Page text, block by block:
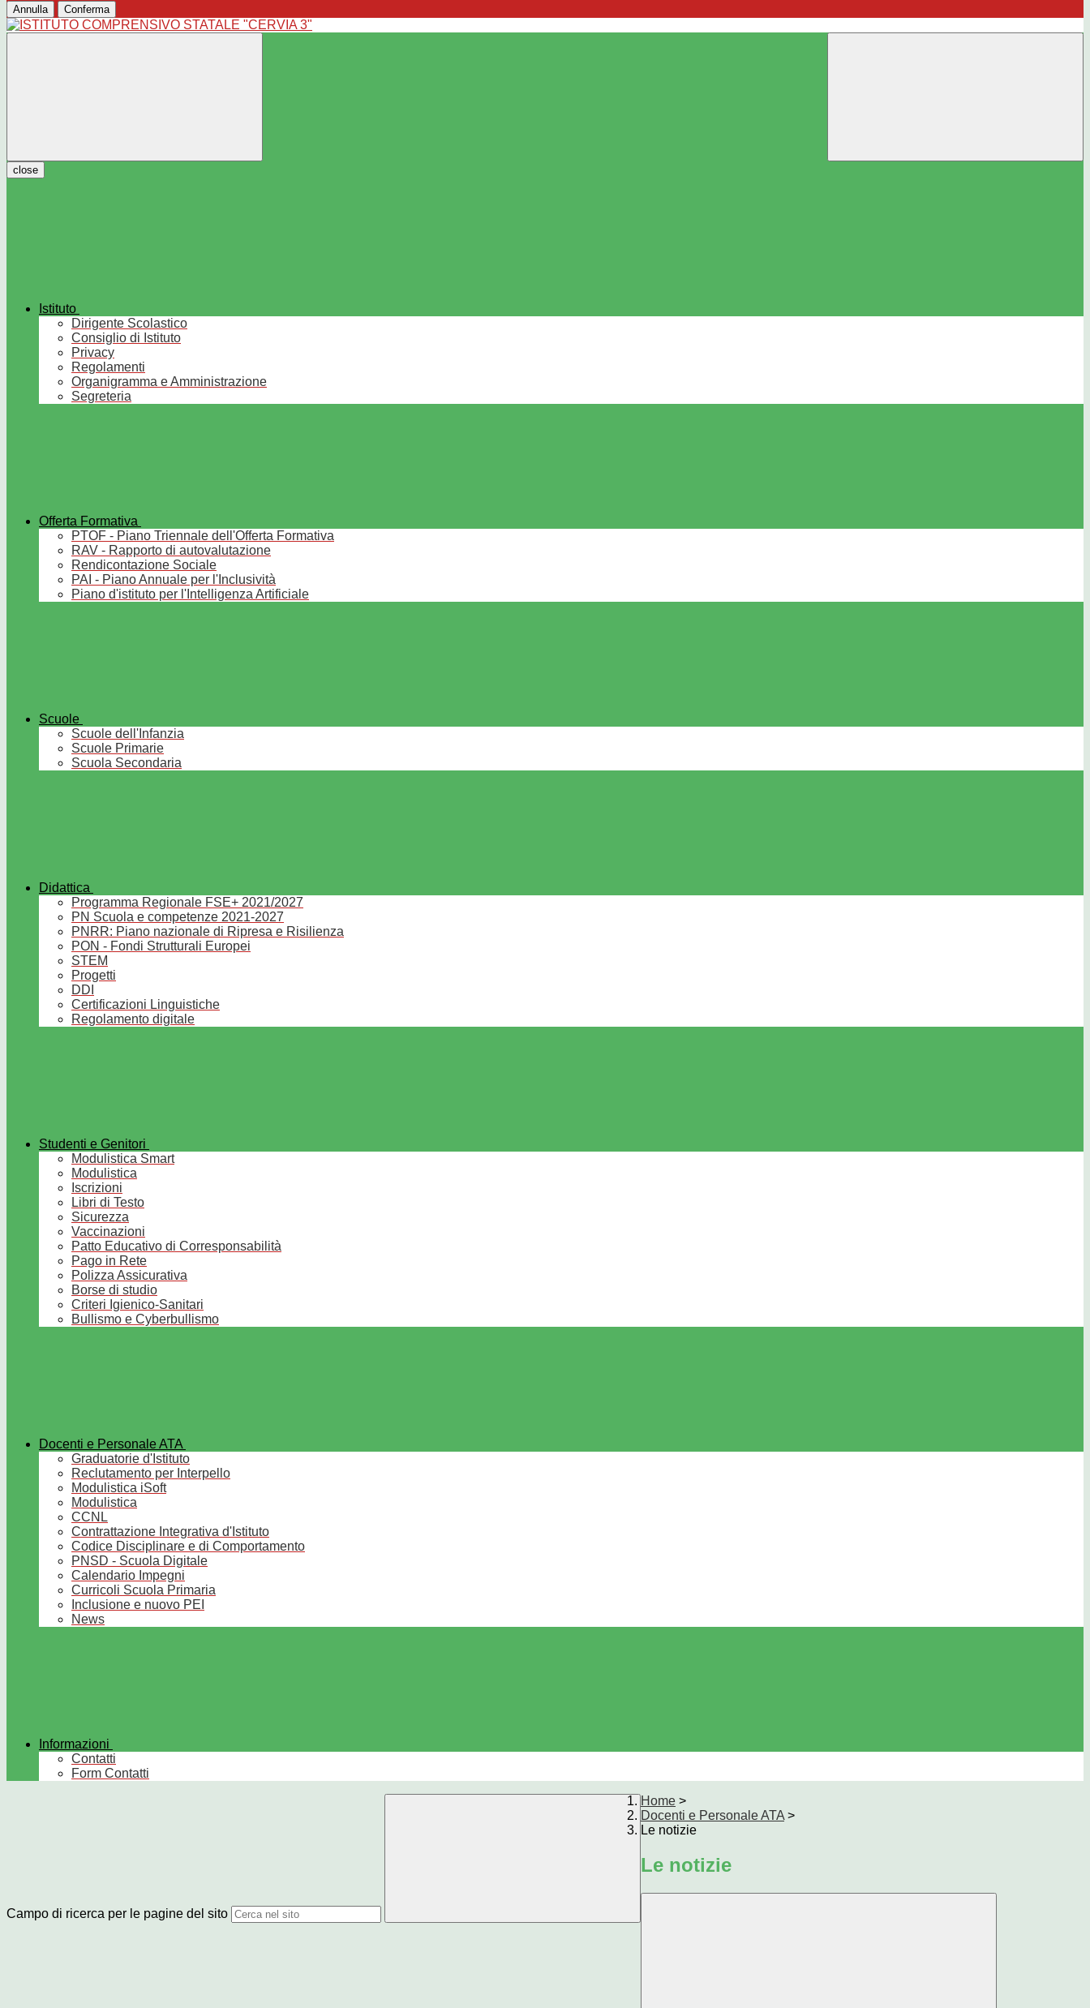
Annulla Conferma
close
Istituto
Dirigente Scolastico
Consiglio di Istituto
Privacy
Regolamenti
Organigramma e Amministrazione
Segreteria
Offerta Formativa
PTOF - Piano Triennale dell'Offerta Formativa
RAV - Rapporto di autovalutazione
Rendicontazione Sociale
PAI - Piano Annuale per l'Inclusività
Piano d'istituto per l'Intelligenza Artificiale
Scuole
Scuole dell'Infanzia
Scuole Primarie
Scuola Secondaria
Didattica
Programma Regionale FSE+ 2021/2027
PN Scuola e competenze 2021-2027
PNRR: Piano nazionale di Ripresa e Risilienza
PON - Fondi Strutturali Europei
STEM
Progetti
DDI
Certificazioni Linguistiche
Regolamento digitale
Studenti e Genitori
Modulistica Smart
Modulistica
Iscrizioni
Libri di Testo
Sicurezza
Vaccinazioni
Patto Educativo di Corresponsabilità
Pago in Rete
Polizza Assicurativa
Borse di studio
Criteri Igienico-Sanitari
Bullismo e Cyberbullismo
Docenti e Personale ATA
Graduatorie d'Istituto
Reclutamento per Interpello
Modulistica iSoft
Modulistica
CCNL
Contrattazione Integrativa d'Istituto
Codice Disciplinare e di Comportamento
PNSD - Scuola Digitale
Calendario Impegni
Curricoli Scuola Primaria
Inclusione e nuovo PEI
News
Informazioni
Contatti
Form Contatti
Campo di ricerca per le pagine del sito
Home >
Docenti e Personale ATA >
Le notizie
Le notizie